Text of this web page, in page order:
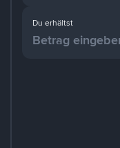
Du erhältst